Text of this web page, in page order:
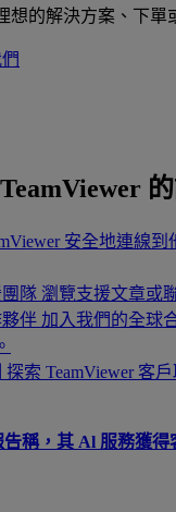
想的解決方案、下單
安全地連線到
隊 瀏覽支援文章或
伴 加入我們的全球
探索 TeamViewer 客
告稱，其 Al 服務獲得